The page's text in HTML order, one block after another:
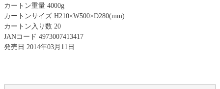
カートン重量 4000g
カートンサイズ H210×W500×D280(mm)
カートン入り数 20
JANコード 4973007413417
発売日 2014年03月11日